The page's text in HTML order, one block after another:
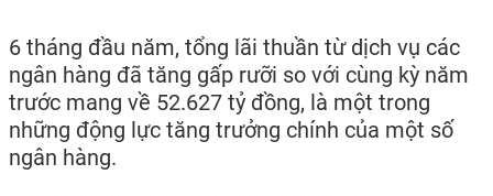
6 tháng đầu năm, tổng lãi thuần từ dịch vụ các
ngân hàng đã tăng gấp rưỡi so với cùng kỳ năm
trước mang về 52.627 tỷ đồng, là một trong
những động lực tăng trưởng chính của một số
ngân hàng.